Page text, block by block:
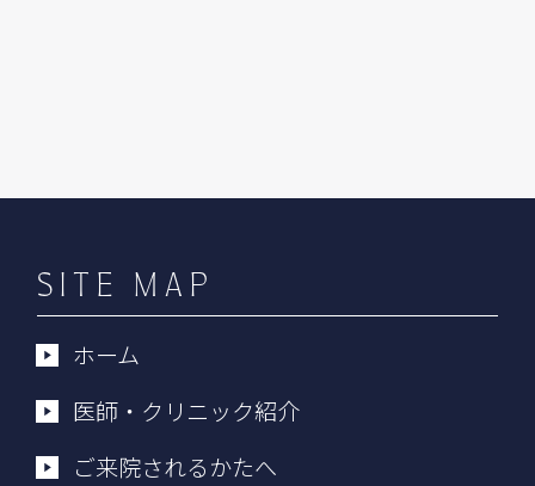
SITE MAP
ホーム
医師・クリニック紹介
ご来院されるかたへ